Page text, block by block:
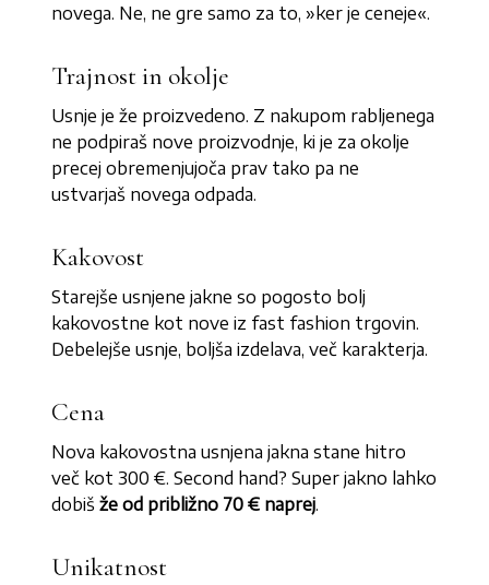
novega. Ne, ne gre samo za to, »ker je ceneje«.
Trajnost in okolje
Usnje je že proizvedeno. Z nakupom rabljenega
ne podpiraš nove proizvodnje, ki je za okolje
precej obremenjujoča prav tako pa ne
ustvarjaš novega odpada.
Kakovost
Starejše usnjene jakne so pogosto bolj
kakovostne kot nove iz fast fashion trgovin.
Debelejše usnje, boljša izdelava, več karakterja.
Cena
Nova kakovostna usnjena jakna stane hitro
več kot 300 €. Second hand? Super jakno lahko
dobišže od približno 70 € naprej.
Unikatnost